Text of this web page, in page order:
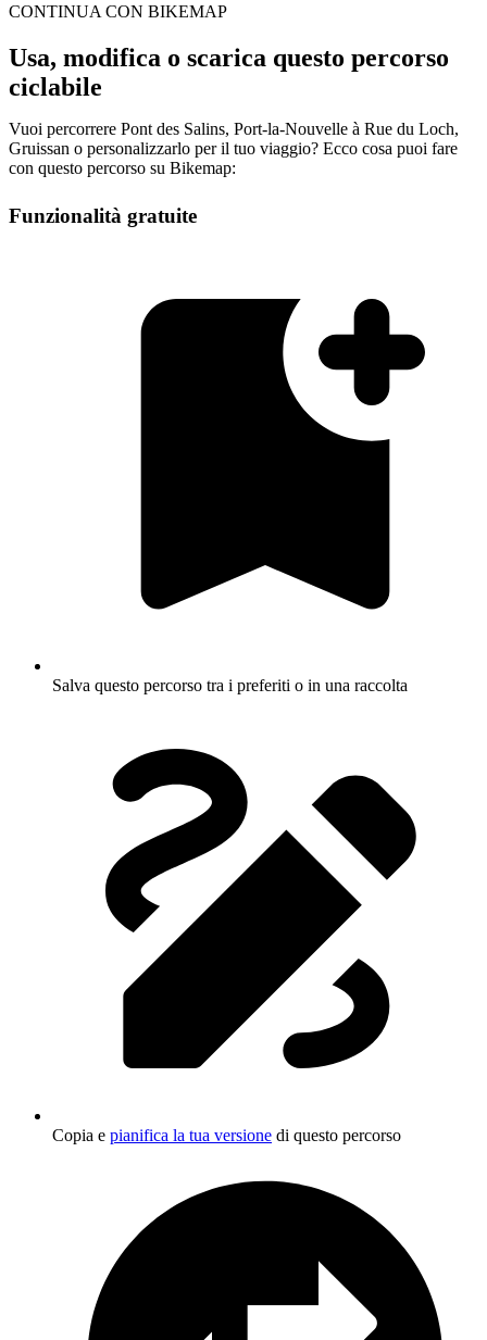
CONTINUA CON BIKEMAP
Usa, modifica o scarica questo percorso
ciclabile
Vuoi percorrere Pont des Salins, Port-la-Nouvelle à Rue du Loch,
Gruissan o personalizzarlo per il tuo viaggio? Ecco cosa puoi fare
con questo percorso su Bikemap:
Funzionalità gratuite
Salva questo percorso tra i preferiti o in una raccolta
Copia e pianifica la tua versione di questo percorso